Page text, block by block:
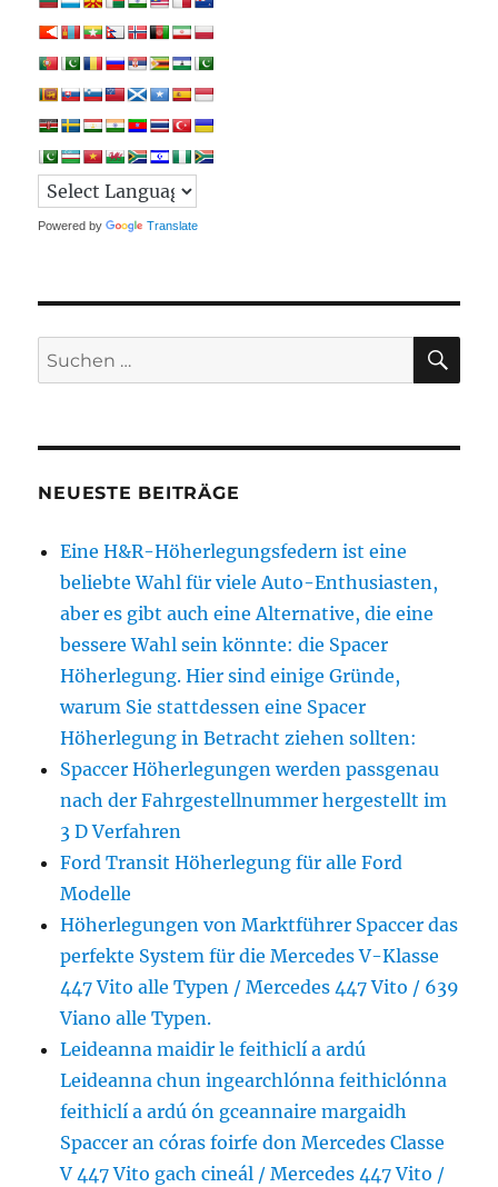
Powered by Translate
Suchen
nach:
NEUESTE BEITRÄGE
Eine H&R-Höherlegungsfedern ist eine
beliebte Wahl für viele Auto-Enthusiasten,
aber es gibt auch eine Alternative, die eine
bessere Wahl sein könnte: die Spacer
Höherlegung. Hier sind einige Gründe,
warum Sie stattdessen eine Spacer
Höherlegung in Betracht ziehen sollten:
Spaccer Höherlegungen werden passgenau
nach der Fahrgestellnummer hergestellt im
3 D Verfahren
Ford Transit Höherlegung für alle Ford
Modelle
Höherlegungen von Marktführer Spaccer das
perfekte System für die Mercedes V-Klasse
447 Vito alle Typen / Mercedes 447 Vito / 639
Viano alle Typen.
Leideanna maidir le feithiclí a ardú
Leideanna chun ingearchlónna feithiclónna
feithiclí a ardú ón gceannaire margaidh
Spaccer an córas foirfe don Mercedes Classe
V 447 Vito gach cineál / Mercedes 447 Vito /